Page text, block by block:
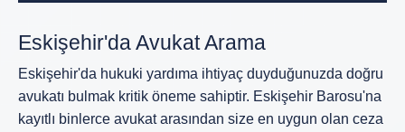
Eskişehir'da Avukat Arama
Eskişehir'da hukuki yardıma ihtiyaç duyduğunuzda doğru
avukatı bulmak kritik öneme sahiptir. Eskişehir Barosu'na
kayıtlı binlerce avukat arasından size en uygun olan ceza